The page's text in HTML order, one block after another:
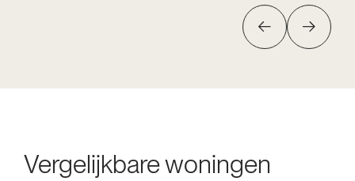
Vergelijkbare woningen